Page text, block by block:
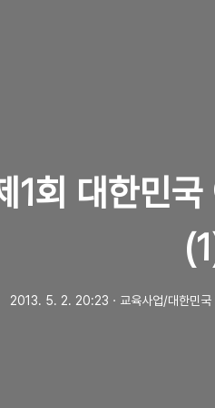
1회 대한민
2013. 5. 2. 20:23 ㆍ 교육사업/대한민